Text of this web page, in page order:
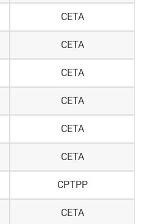
CETA
CETA
CETA
CETA
CETA
CETA
CPTPP
CETA